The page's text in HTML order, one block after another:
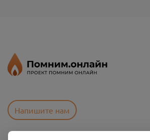
Напишите нам